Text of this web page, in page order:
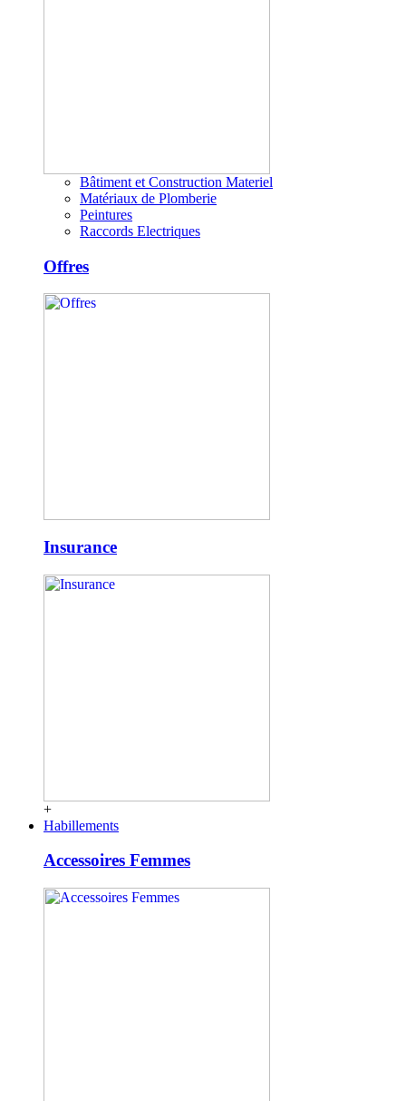
Bâtiment et Construction Materiel
Matériaux de Plomberie
Peintures
Raccords Electriques
Offres
Insurance
+
Habillements
Accessoires Femmes